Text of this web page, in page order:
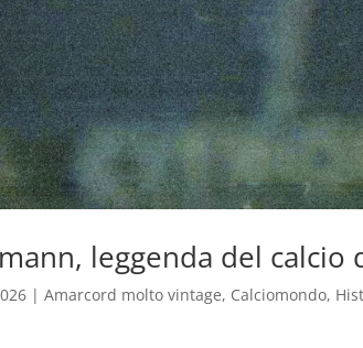
leggenda del calcio
|Amarcord molto vintage, Calciomondo,